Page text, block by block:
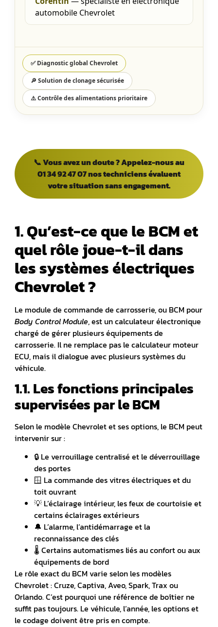
automobile Chevrolet
✅ Diagnostic global Chevrolet
🔎 Solution de clonage sécurisée
⚠️ Contrôle des alimentations prioritaire
📞 Vous avez un doute ? Appelez-nous au
01 34 92 47 07 nos techniciens évaluent
votre situation sans engagement.
1. Qu’est-ce que le BCM et
quel rôle joue-t-il dans
les systèmes électriques
Chevrolet ?
Le module de commande de carrosserie, ou BCM pour
Body Control Module, est un calculateur électronique
chargé de gérer plusieurs équipements de
carrosserie. Il ne remplace pas le calculateur moteur
ECU, mais il dialogue avec plusieurs systèmes du
véhicule.
1.1. Les fonctions principales
supervisées par le BCM
Selon le modèle Chevrolet et ses options, le BCM peut
intervenir sur :
🔒 Le verrouillage centralisé et le déverrouillage
des portes
🪟 La commande des vitres électriques et du
toit ouvrant
💡 L’éclairage intérieur, les feux de courtoisie et
certains éclairages extérieurs
🔔 L’alarme, l’antidémarrage et la
reconnaissance des clés
🌡️ Certains automatismes liés au confort ou aux
équipements de bord
Le rôle exact du BCM varie selon les modèles
Chevrolet : Cruze, Captiva, Aveo, Spark, Trax ou
Orlando.C’est pourquoi une référence de boîtier ne
suffit pas toujours. Le véhicule, l’année, les options et
le codage doivent être pris en compte.